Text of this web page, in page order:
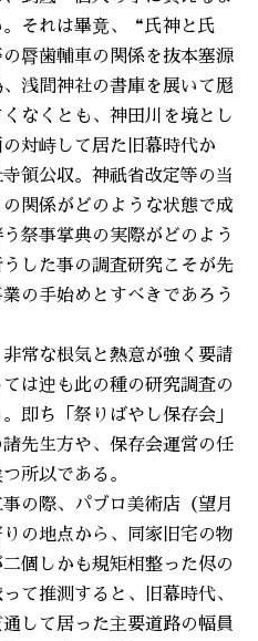
。それは畢竟、“氏神と氏
脣歯輔車の関係を抜本塞源
浅間神社の書庫を展いて厖
なくとも、神田川を境とし
対峙して居た旧幕時代か
領公収。神祇省改定等の当
関係がどのような状態で成
祭事掌典の実際がどのよう
した事の調査研究こそが先
の手始めとすべきであろう
常な根気と熱意が強く要請
は迚も此の種の研究調査の
即ち「祭りばやし保存会」
先生方や、保存会運営の任
所以である。
の際、パブロ美術店（望月
の地点から、同家旧宅の物
個しかも規矩相整った侭の
て推測すると、旧幕時代、
して居った主要道路の幅員